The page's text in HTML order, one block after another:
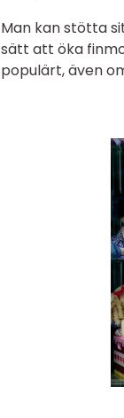
Man kan stötta
sätt att öka
populärt, även